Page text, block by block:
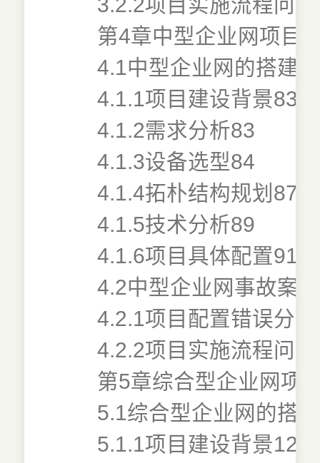
3.2.2项目实施流程问
第4章中型企业网项目
4.1中型企业网的搭建
4.1.1项目建设背景83
4.1.2需求分析83
4.1.3设备选型84
4.1.4拓朴结构规划87
4.1.5技术分析89
4.1.6项目具体配置91
4.2中型企业网事故案
4.2.1项目配置错误分
4.2.2项目实施流程问
第5章综合型企业网项
5.1综合型企业网的搭
5.1.1项目建设背景126